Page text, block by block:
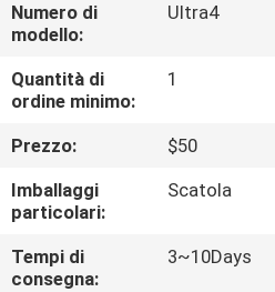
VISITA
ALLA
FABBRICA
CONTROLLO
DELLA
QUALITÀ
Numero di
modello:
Ultra4
Quantità di
ordine minimo:
1
Prezzo:
$50
Imballaggi
particolari:
Scatola
Tempi di
consegna:
3~10Days